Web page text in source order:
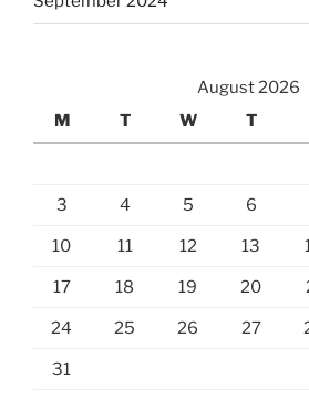
August 2026
M
T W T
3 4 5 6
10 11 12 13
17 18 19 20
24 25 26 27
31